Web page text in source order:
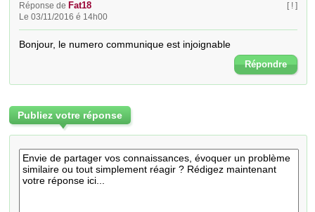
Réponse de Fat18
Le 03/11/2016 é 14h00
[ ! ]
Bonjour, le numero communique est injoignable
Répondre
Publiez votre réponse